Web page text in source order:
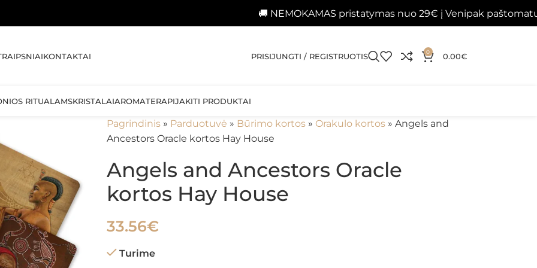
🚚 NEMOKAMAS pristatymas nuo 29€ į Venipak paštomatus 📦
KONTAKTAI PRISIJUNGTI / REGISTRUOTIS 0 0.00€
RITUALAMSKRISTALAIAROMATERAPIJAKITI PRODUKTAI
Pagrindinis» Parduotuvė » Būrimo kortos» Orakulo kortos» Angels and
Ancestors Oracle kortos Hay House
Angels and Ancestors Oracle
kortos Hay House
33.56€
Turime